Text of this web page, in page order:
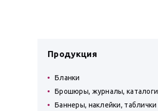
Продукция
Бланки
Брошюры, журналы, каталоги
Баннеры, наклейки, таблички